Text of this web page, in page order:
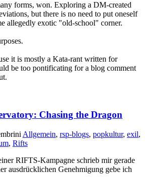
forms, won. Exploring a DM-created
but there is no need to put oneself
allegedly exotic "old-school" corner.
it is mostly a Kata-rant written for
be too pontificating for a blog comment
Chasing the Dragon
Allgemein, rsp-blogs, popkultur, exil,
, Rifts
RIFTS-Kampagne schrieb mir gerade
ausdrücklichen Genehmigung gebe ich